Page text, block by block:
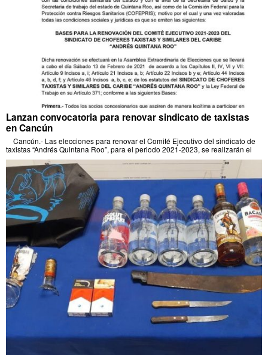
Lanzan convocatoria para renovar sindicato de taxistas
en Cancún
Cancún.- Las elecciones para renovar el Comité Ejecutivo del sindicato de
taxistas “Andrés Quintana Roo”, para el periodo 2021-2023, se realizarán el